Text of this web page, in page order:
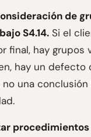
de
S4.14. Si el
final, hay grupos
hay un defecto
no una
procedimientos